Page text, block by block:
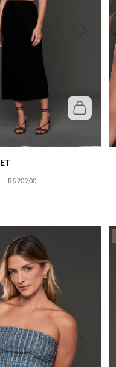
R$209,00